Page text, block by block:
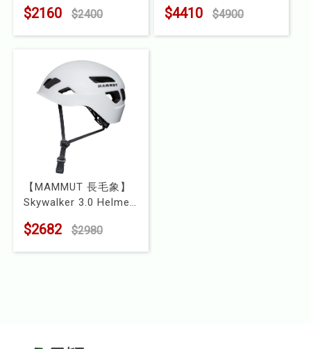
水上配件
挖寶區
⭐長毛象-過季出清75折⭐
型號 : 620230
$2160 $2400 $4410 $4900
【MAMMUT 長毛象】
Skywalker 3.0 Helmet
型號 : 2030-00300
$2682 $2980